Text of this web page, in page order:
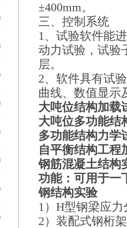
±400mm。
三、控制系统
1、试验软件能
动力试验，试验
层。
2、软件具有试
曲线、数值显示
大吨位结构加载
大吨位多功能结
多功能结构力学
自平衡结构工程
钢筋混凝土结构
功能：可用于一
钢结构实验
1）H型钢梁应力
2）装配式钢桁